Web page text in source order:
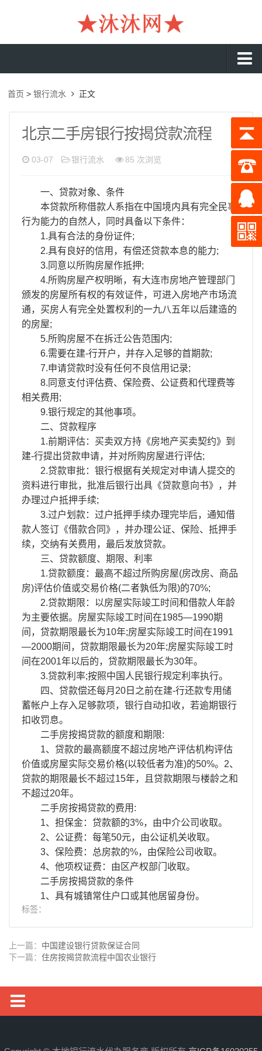
工资流水
收入证明
存款证明
在职证明
离职证明
首页 >银行流水 正文
北京二手房银行按揭贷款流程
03-07 银行流水 85 次浏览
一、贷款对象、条件
本贷款所称借款人系指在中国境内具有完全民事
行为能力的自然人，同时具备以下条件：
1.具有合法的身份证件;
2.具有良好的信用，有偿还贷款本息的能力;
3.同意以所购房屋作抵押;
4.所购房屋产权明晰，有大连市房地产管理部门
颁发的房屋所有权的有效证件，可进入房地产市场流
通，买房人有完全处置权利的一九八五年以后建造的
的房屋;
5.所购房屋不在拆迁公告范围内;
6.需要在建-行开户，并存入足够的首期款;
7.申请贷款时没有任何不良信用记录;
8.同意支付评估费、保险费、公证费和代理费等
相关费用;
9.银行规定的其他事项。
二、贷款程序
1.前期评估：买卖双方持《房地产买卖契约》到
建-行提出贷款申请，并对所购房屋进行评估;
2.贷款审批：银行根据有关规定对申请人提交的
资料进行审批，批准后银行出具《贷款意向书》，并
办理过户抵押手续;
3.过户划款：过户抵押手续办理完毕后，通知借
款人签订《借款合同》，并办理公证、保险、抵押手
续，交纳有关费用，最后发放贷款。
三、贷款额度、期限、利率
1.贷款额度：最高不超过所购房屋(房改房、商品
房)评估价值或交易价格(二者孰低为限)的70%;
2.贷款期限：以房屋实际竣工时间和借款人年龄
为主要依据。房屋实际竣工时间在1985—1990期
间，贷款期限最长为10年;房屋实际竣工时间在1991
—2000期间，贷款期限最长为20年;房屋实际竣工时
间在2001年以后的，贷款期限最长为30年。
3.贷款利率;按照中国人民银行规定利率执行。
四、贷款偿还每月20日之前在建-行还款专用储
蓄帐户上存入足够款项，银行自动扣收，若逾期银行
扣收罚息。
二手房按揭贷款的额度和期限:
1、贷款的最高额度不超过房地产评估机构评估
价值或房屋实际交易价格(以较低者为准)的50%。2、
贷款的期限最长不超过15年，且贷款期限与楼龄之和
不超过20年。
二手房按揭贷款的费用:
1、担保金：贷款额的3%，由中介公司收取。
2、公证费：每笔50元，由公证机关收取。
3、保险费：总房款的%，由保险公司收取。
4、他项权证费：由区产权部门收取。
二手房按揭贷款的条件
1、具有城镇常住户口或其他居留身份。
标签：
上一篇： 中国建设银行贷款保证合同
下一篇：住房按揭贷款流程中国农业银行